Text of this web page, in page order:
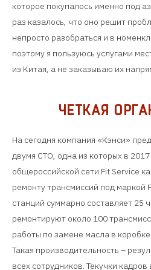
которое покупалось именно под
раз казалось, что оно решит
непросто разобраться и в
поэтому я пользуюсь услугами
из Китая, а не заказываю их
ЧЕТКАЯ
На сегодня компания «Кэнси»
двумя СТО, одна из которых в
общероссийской сети Fit Service
ремонту трансмиссий под маркой
станций суммарно составляет 25
ремонтируют около 100
работы по замене масла в
Такая производительность –
всех сотрудников. Текучки